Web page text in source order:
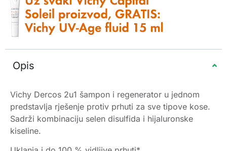
Opis
Vichy Dercos 2u1 šampon i regenerator u jednom
predstavlja rješenje protiv prhuti za sve tipove kose.
Sadrži kombinaciju selen disulfida i hijaluronske
kiseline.